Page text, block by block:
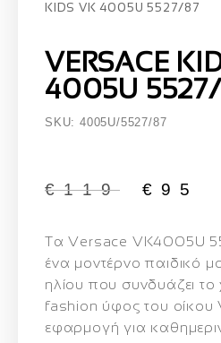
KIDS VK 4005U 5527/87
VERSACE
4005U
SKU: 4005U/5527/87
€119 € 95
ΤαVersace VK4005U
ένα μοντέρνο παιδικό
ηλίου που συνδυάζει το
fashion ύφος του οίκου
εφαρμογή για